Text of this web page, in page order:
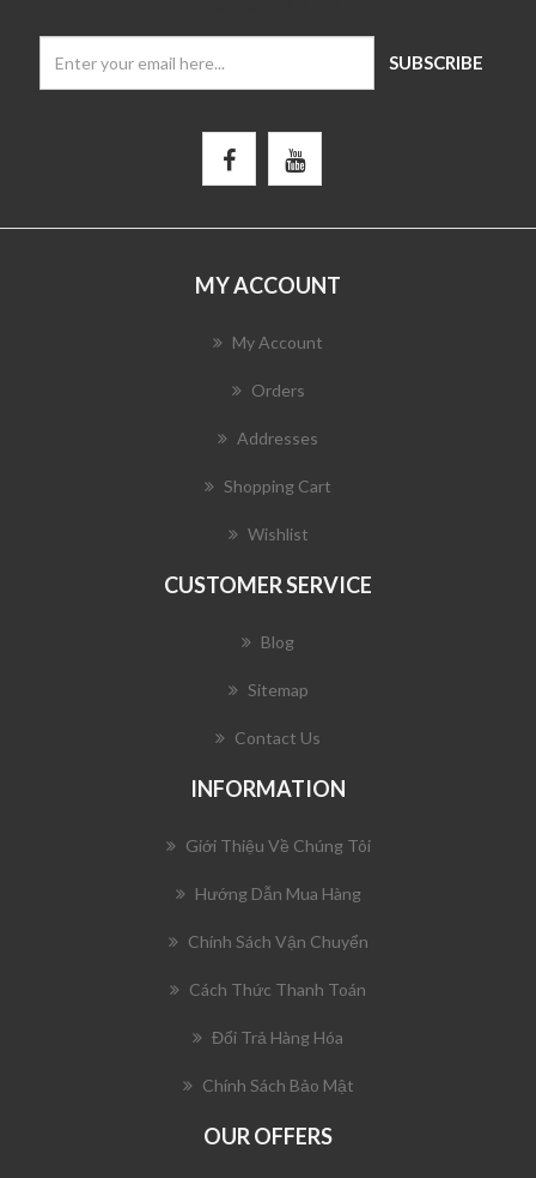
MY ACCOUNT
My Account
Orders
Addresses
Shopping Cart
Wishlist
CUSTOMER SERVICE
Blog
Sitemap
Contact Us
INFORMATION
Giới Thiệu Về Chúng Tôi
Hướng Dẫn Mua Hàng
Chính Sách Vận Chuyển
Cách Thức Thanh Toán
Đổi Trả Hàng Hóa
Chính Sách Bảo Mật
OUR OFFERS